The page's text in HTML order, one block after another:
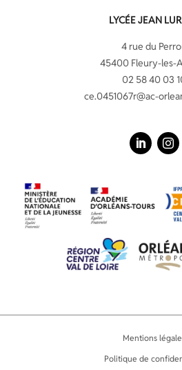
LYCÉE JEAN
4 rue du
45400 Fleury-les-
02 58 40 03
ce.0451067r@ac-
Mentions
Politique de